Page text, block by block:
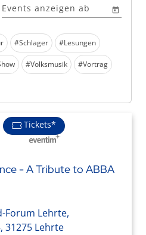
#Schlager #Lesungen
#Volksmusik #Vortrag
Events anzeigen ab
Tickets*
- A Tribute to ABBA
Forum Lehrte,
31275 Lehrte